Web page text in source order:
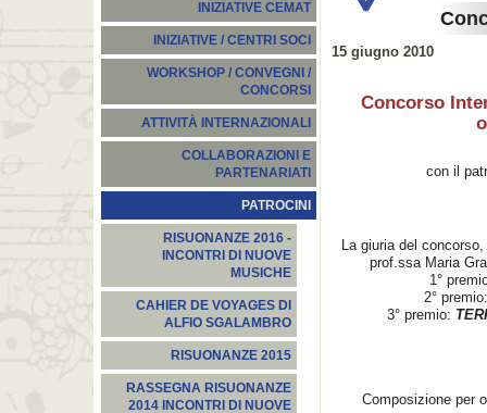
INIZIATIVE CEMAT
INIZIATIVE / CENTRI SOCI
WORKSHOP / CONVEGNI /
CONCORSI
ATTIVITÀ INTERNAZIONALI
COLLABORAZIONI E
PARTENARIATI
PATROCINI
RISUONANZE 2016 -
INCONTRI DI NUOVE
MUSICHE
CAHIER DE VOYAGES DI
ALFIO SGALAMBRO
RISUONANZE 2015
RASSEGNA RISUONANZE
2014 INCONTRI DI NUOVE
15 giugno 2010
Concorso
con il
La giuria del
prof.ssa Maria
1°
2°
3° premio:
Composizione per